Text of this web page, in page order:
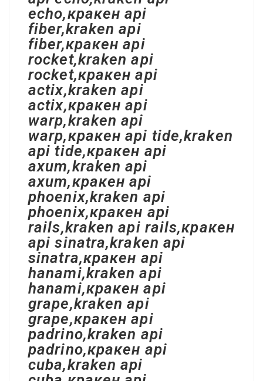
echo,кракен api
fiber,kraken api
fiber,кракен api
rocket,kraken api
rocket,кракен api
actix,kraken api
actix,кракен api
warp,kraken api
warp,кракен api tide,kraken
api tide,кракен api
axum,kraken api
axum,кракен api
phoenix,kraken api
phoenix,кракен api
rails,kraken api rails,кракен
api sinatra,kraken api
sinatra,кракен api
hanami,kraken api
hanami,кракен api
grape,kraken api
grape,кракен api
padrino,kraken api
padrino,кракен api
cuba,kraken api